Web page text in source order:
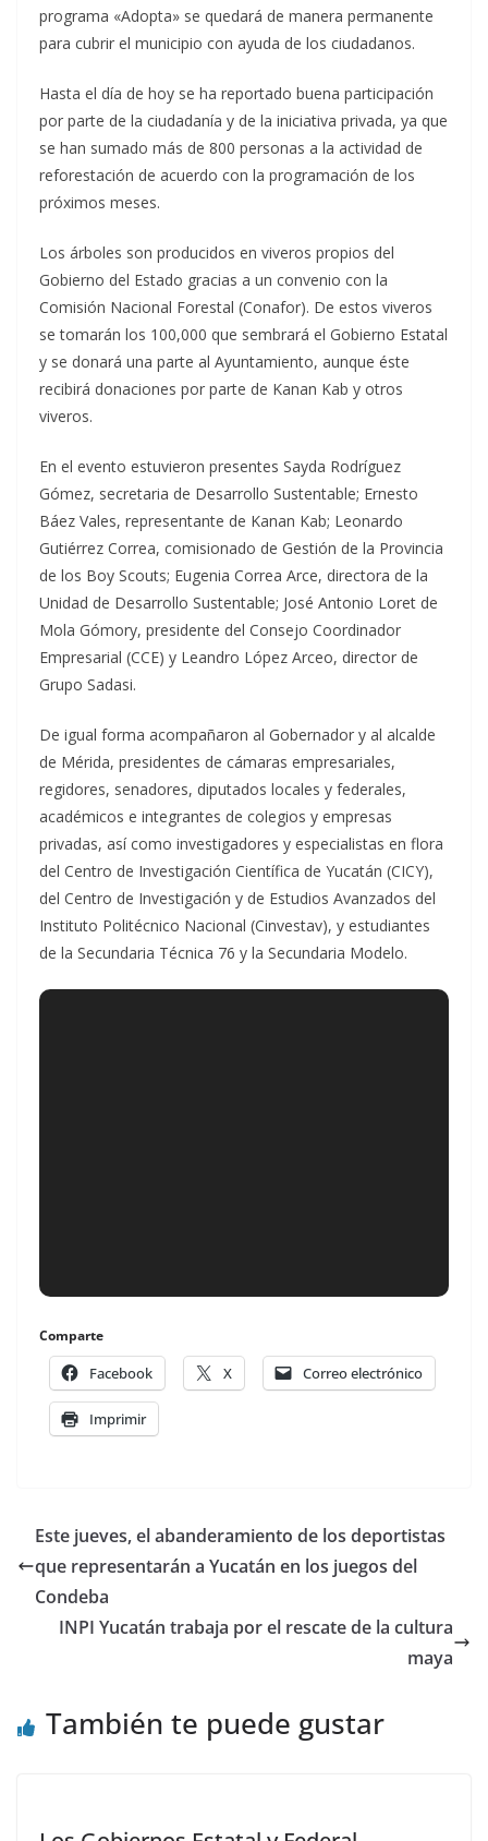
programa «Adopta» se quedará de manera permanente
para cubrir el municipio con ayuda de los ciudadanos.
Hasta el día de hoy se ha reportado buena participación
por parte de la ciudadanía y de la iniciativa privada, ya que
se han sumado más de 800 personas a la actividad de
reforestación de acuerdo con la programación de los
próximos meses.
Los árboles son producidos en viveros propios del
Gobierno del Estado gracias a un convenio con la
Comisión Nacional Forestal (Conafor). De estos viveros
se tomarán los 100,000 que sembrará el Gobierno Estatal
y se donará una parte al Ayuntamiento, aunque éste
recibirá donaciones por parte de Kanan Kab y otros
viveros.
En el evento estuvieron presentes Sayda Rodríguez
Gómez, secretaria de Desarrollo Sustentable; Ernesto
Báez Vales, representante de Kanan Kab; Leonardo
Gutiérrez Correa, comisionado de Gestión de la Provincia
de los Boy Scouts; Eugenia Correa Arce, directora de la
Unidad de Desarrollo Sustentable; José Antonio Loret de
Mola Gómory, presidente del Consejo Coordinador
Empresarial (CCE) y Leandro López Arceo, director de
Grupo Sadasi.
De igual forma acompañaron al Gobernador y al alcalde
de Mérida, presidentes de cámaras empresariales,
regidores, senadores, diputados locales y federales,
académicos e integrantes de colegios y empresas
privadas, así como investigadores y especialistas en flora
del Centro de Investigación Científica de Yucatán (CICY),
del Centro de Investigación y de Estudios Avanzados del
Instituto Politécnico Nacional (Cinvestav), y estudiantes
de la Secundaria Técnica 76 y la Secundaria Modelo.
Comparte
Facebook X Correo electrónico
Imprimir
Este jueves, el abanderamiento de los deportistas
que representarán a Yucatán en los juegos del
Condeba
INPI Yucatán trabaja por el rescate de la cultura
maya
También te puede gustar